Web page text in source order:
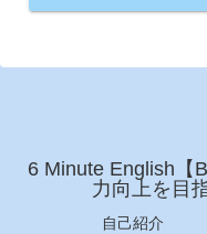
6 Minute English【
力向上を目
自己紹介